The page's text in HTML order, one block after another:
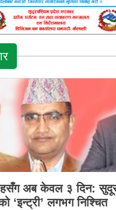
अब केवल ३ दिन:
‘इन्ट्री’ लगभग निश्चित